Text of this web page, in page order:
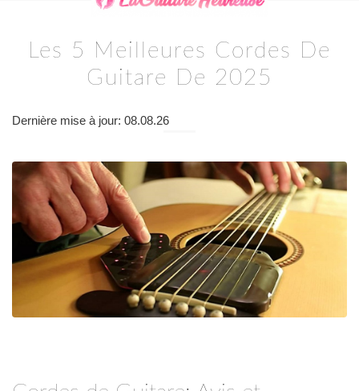
Les 5 Meilleures Cordes De
Guitare De 2025
Dernière mise à jour: 08.08.26